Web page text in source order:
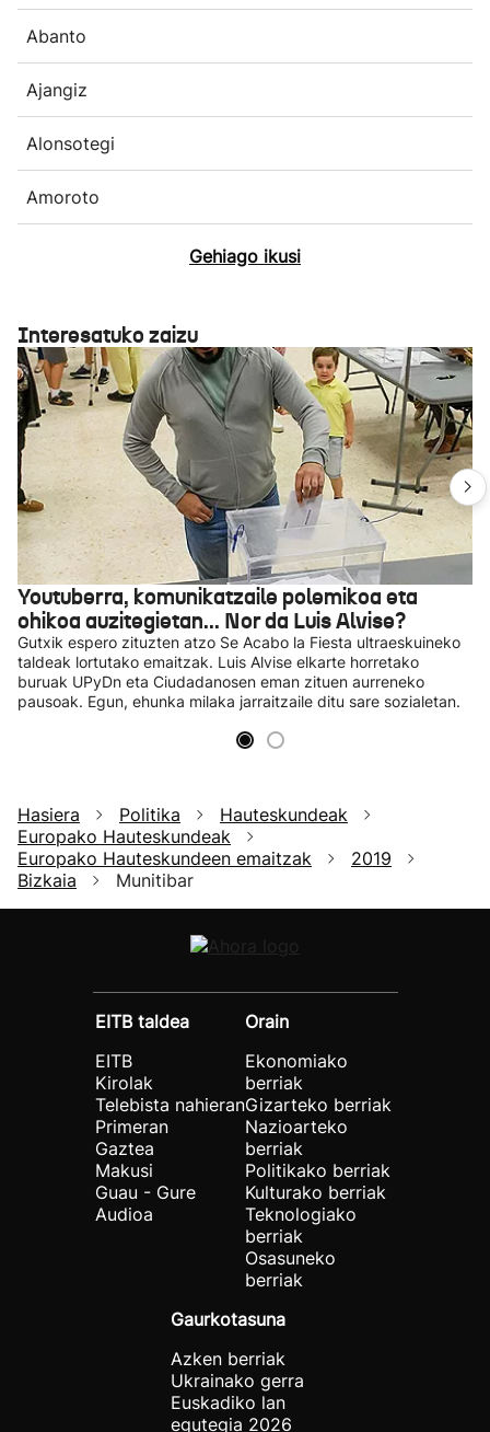
Abanto
Ajangiz
Alonsotegi
Amoroto
Gehiago ikusi
Interesatuko zaizu
Youtuberra, komunikatzaile polemikoa eta
ohikoa auzitegietan... Nor da Luis Alvise?
Gutxik espero zituzten atzo Se Acabo la Fiesta ultraeskuineko
taldeak lortutako emaitzak. Luis Alvise elkarte horretako
buruak UPyDn eta Ciudadanosen eman zituen aurreneko
pausoak. Egun, ehunka milaka jarraitzaile ditu sare sozialetan.
Hasiera Politika
Hauteskundeak
Europako Hauteskundeak
Europako Hauteskundeen emaitzak
2019
Bizkaia
Munitibar
EITB taldea
EITB
Kirolak
Telebista nahieran
Primeran
Gaztea
Makusi
Guau - Gure
Audioa
Orain
Ekonomiako
berriak
Gizarteko berriak
Nazioarteko
berriak
Politikako berriak
Kulturako berriak
Teknologiako
berriak
Osasuneko
berriak
Gaurkotasuna
Azken berriak
Ukrainako gerra
Euskadiko lan
egutegia 2026